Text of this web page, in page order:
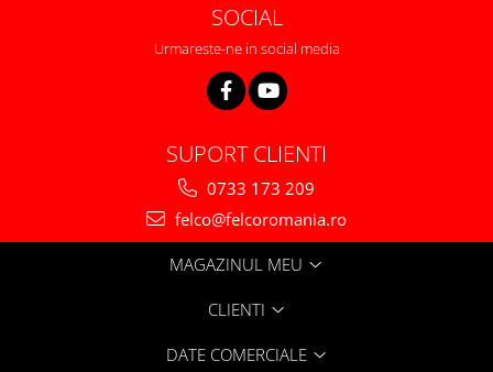
SOCIAL
Urmareste-ne in social media
SUPORT CLIENTI
0733 173 209
felco@felcoromania.ro
MAGAZINUL MEU
CLIENTI
DATE COMERCIALE